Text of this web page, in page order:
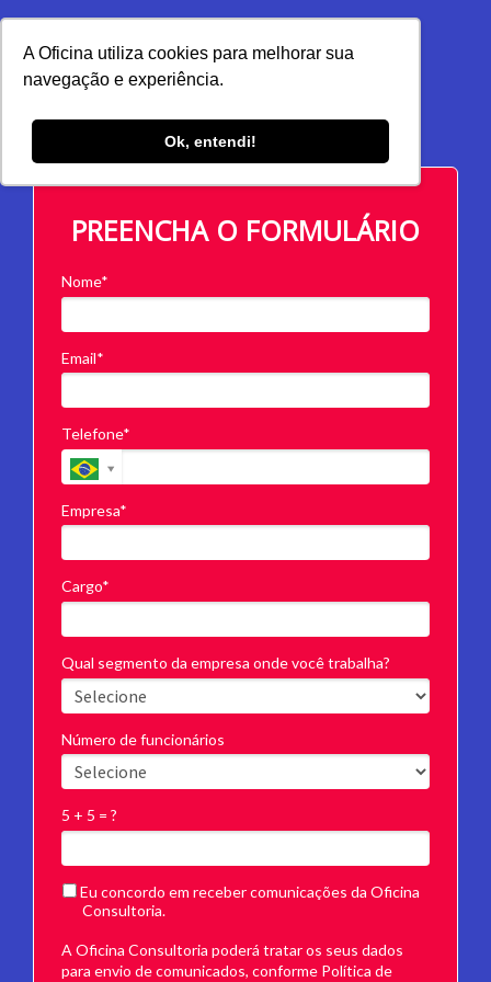
A Oficina utiliza cookies para melhorar sua
navegação e experiência.
Ok, entendi!
PREENCHA O FORMULÁRIO
Nome*
Email*
Telefone*
Empresa*
Cargo*
Qual segmento da empresa onde você trabalha?
Número de funcionários
5 + 5 = ?
Eu concordo em receber comunicações da Oficina
Consultoria.
A Oficina Consultoria poderá tratar os seus dados
para envio de comunicados, conforme Política de